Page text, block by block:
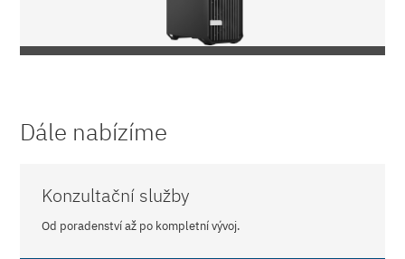
Dále nabízíme
Konzultační služby
Od poradenství až po kompletní vývoj.